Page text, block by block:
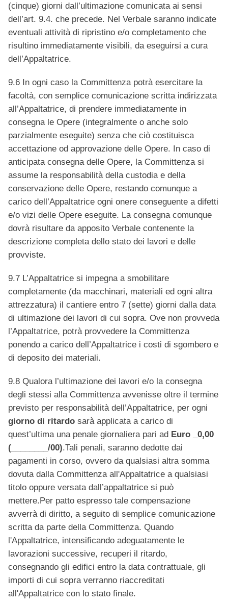
(cinque) giorni dall’ultimazione comunicata ai sensi
dell’art. 9.4. che precede. Nel Verbale saranno indicate
eventuali attività di ripristino e/o completamento che
risultino immediatamente visibili, da eseguirsi a cura
dell’Appaltatrice.
9.6 In ogni caso la Committenza potrà esercitare la
facoltà, con semplice comunicazione scritta indirizzata
all’Appaltatrice, di prendere immediatamente in
consegna le Opere (integralmente o anche solo
parzialmente eseguite) senza che ciò costituisca
accettazione od approvazione delle Opere. In caso di
anticipata consegna delle Opere, la Committenza si
assume la responsabilità della custodia e della
conservazione delle Opere, restando comunque a
carico dell’Appaltatrice ogni onere conseguente a difetti
e/o vizi delle Opere eseguite. La consegna comunque
dovrà risultare da apposito Verbale contenente la
descrizione completa dello stato dei lavori e delle
provviste.
9.7 L’Appaltatrice si impegna a smobilitare
completamente (da macchinari, materiali ed ogni altra
attrezzatura) il cantiere entro 7 (sette) giorni dalla data
di ultimazione dei lavori di cui sopra. Ove non provveda
l’Appaltatrice, potrà provvedere la Committenza
ponendo a carico dell’Appaltatrice i costi di sgombero e
di deposito dei materiali.
9.8 Qualora l’ultimazione dei lavori e/o la consegna
degli stessi alla Committenza avvenisse oltre il termine
previsto per responsabilità dell’Appaltatrice, per ogni
giorno di ritardo sarà applicata a carico di
quest’ultima una penale giornaliera pari ad Euro _0,00
(________/00).Tali penali, saranno dedotte dai
pagamenti in corso, ovvero da qualsiasi altra somma
dovuta dalla Committenza all'Appaltatrice a qualsiasi
titolo oppure versata dall’appaltatrice si può
mettere.Per patto espresso tale compensazione
avverrà di diritto, a seguito di semplice comunicazione
scritta da parte della Committenza. Quando
l'Appaltatrice, intensificando adeguatamente le
lavorazioni successive, recuperi il ritardo,
consegnando gli edifici entro la data contrattuale, gli
importi di cui sopra verranno riaccreditati
all'Appaltatrice con lo stato finale.